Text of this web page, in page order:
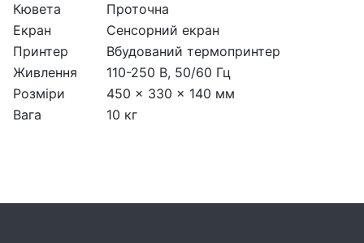
Кювета
Проточна
Екран
Сенсорний екран
Принтер
Вбудований термопринтер
Живлення
110-250 В, 50/60 Гц
Розміри
450 x 330 x 140 мм
Вага
10 кг